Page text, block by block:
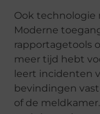
Ook technologie
Moderne
rapportagetools
meer tijd hebt
leert incidenten
bevindingen
of de